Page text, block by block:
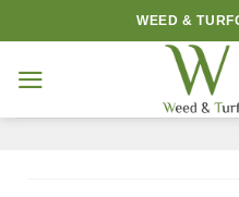
to
content
WEED &